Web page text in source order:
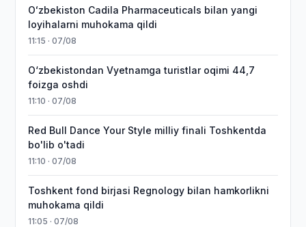
Oʻzbekiston Cadila Pharmaceuticals bilan yangi
loyihalarni muhokama qildi
11:15 · 07/08
O‘zbekistondan Vyetnamga turistlar oqimi 44,7
foizga oshdi
11:10 · 07/08
Red Bull Dance Your Style milliy finali Toshkentda
bo'lib o'tadi
11:10 · 07/08
Toshkent fond birjasi Regnology bilan hamkorlikni
muhokama qildi
11:05 · 07/08